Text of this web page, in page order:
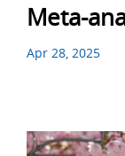
Meta-
Apr 28, 2025